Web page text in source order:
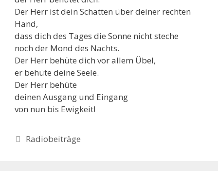
Der Herr ist dein Schatten über deiner rechten
Hand,
dass dich des Tages die Sonne nicht steche
noch der Mond des Nachts.
Der Herr behüte dich vor allem Übel,
er behüte deine Seele.
Der Herr behüte
deinen Ausgang und Eingang
von nun bis Ewigkeit!
Kategorien
Radiobeiträge